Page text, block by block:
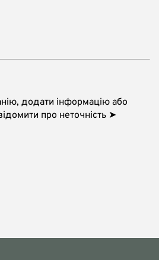
додати інформацію або
про неточність ➤